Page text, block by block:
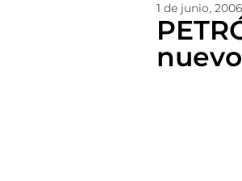
1 de junio, 2006